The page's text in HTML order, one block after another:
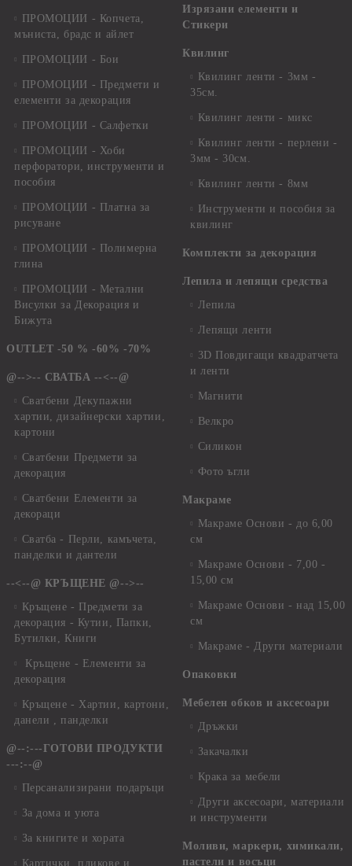
ПРОМОЦИИ - Копчета,
мъниста, брадс и айлет
ПРОМОЦИИ - Бои
ПРОМОЦИИ - Предмети и
елементи за декорация
ПРОМОЦИИ - Салфетки
ПРОМОЦИИ - Хоби
перфоратори, инструменти и
пособия
ПРОМОЦИИ - Платна за
рисуване
ПРОМОЦИИ - Полимерна
глина
ПРОМОЦИИ - Метални
Висулки за Декорация и
Бижута
OUTLET -50 % -60% -70%
@-->-- СВАТБА --<--@
Сватбени Декупажни
хартии, дизайнерски хартии,
картони
Сватбени Предмети за
декорация
Сватбени Елементи за
декораци
Сватба - Перли, камъчета,
панделки и дантели
--<--@ КРЪЩЕНЕ @-->--
Кръщене - Предмети за
декорация - Кутии, Папки,
Бутилки, Книги
Кръщене - Елементи за
декорация
Кръщене - Хартии, картони,
данели , панделки
@--:---ГОТОВИ ПРОДУКТИ
---:--@
Персанализирани подаръци
За дома и уюта
За книгите и хората
Картички, пликове и
Изрязани елементи и
Стикери
Квилинг
Квилинг ленти - 3мм -
35см.
Квилинг ленти - микс
Квилинг ленти - перлени -
3мм - 30см.
Квилинг ленти - 8мм
Инструменти и пособия за
квилинг
Комплекти за декорация
Лепила и лепящи средства
Лепила
Лепящи ленти
3D Повдигащи квадратчета
и ленти
Магнити
Велкро
Силикон
Фото ъгли
Макраме
Макраме Основи - до 6,00
см
Макраме Основи - 7,00 -
15,00 см
Макраме Основи - над 15,00
см
Макраме - Други материали
Опаковки
Мебелен обков и аксесоари
Дръжки
Закачалки
Крака за мебели
Други аксесоари, материали
и инструменти
Моливи, маркери, химикали,
пастели и восъци